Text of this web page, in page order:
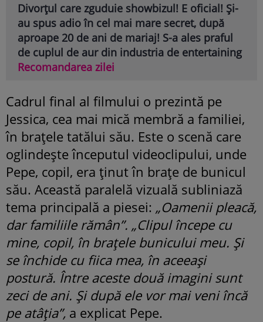
Divorțul care zguduie showbizul! E oficial! Și-
au spus adio în cel mai mare secret, după
aproape 20 de ani de mariaj! S-a ales praful
de cuplul de aur din industria de entertaining
Recomandarea zilei
Cadrul final al filmului o prezintă pe
Jessica, cea mai mică membră a familiei,
în brațele tatălui său. Este o scenă care
oglindește începutul videoclipului, unde
Pepe, copil, era ținut în brațe de bunicul
său. Această paralelă vizuală subliniază
tema principală a piesei: „Oamenii pleacă,
dar familiile rămân”. „Clipul începe cu
mine, copil, în brațele bunicului meu. Și
se închide cu fiica mea, în aceeași
postură. Între aceste două imagini sunt
zeci de ani. Și după ele vor mai veni încă
pe atâția”, a explicat Pepe.